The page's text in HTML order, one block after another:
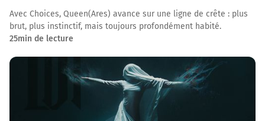
Avec Choices, Queen(Ares) avance sur une ligne de crête : plus
brut, plus instinctif, mais toujours profondément habité.
25min de lecture